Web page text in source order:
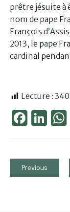
prêtre jésuite à
nom de pape
François
2013, le pape
cardinal
Lecture : 340
Face
Link
Previous